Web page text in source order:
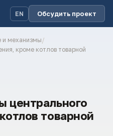
EN Обсудить проект
и механизмы/
кроме котлов товарной
центрального
товарной